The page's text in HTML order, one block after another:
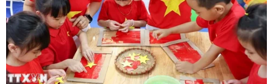
Tín hiệu tích cực đối với tiến trình
phục hồi kinh tế của Syria
03/08/2026 07:22